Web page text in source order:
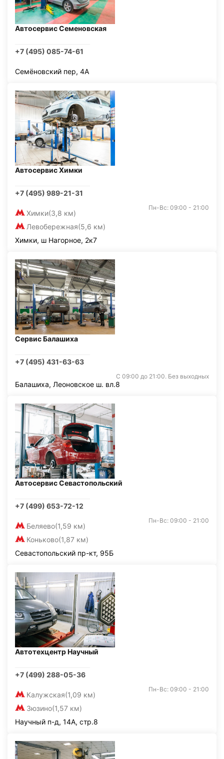
Автосервис Семеновская
+7 (495) 085-74-61
Семёновский пер, 4А
Автосервис Химки
+7 (495) 989-21-31
Химки(3,8 км)
Левобережная(5,6 км)
Пн-Вс: 09:00 - 21:00
Химки, ш Нагорное, 2к7
Сервис Балашиха
+7 (495) 431-63-63
С 09:00 до 21:00. Без выходных
Балашиха, Леоновское ш. вл.8
Автосервис Севастопольский
+7 (499) 653-72-12
Беляево(1,59 км)
Коньково(1,87 км)
Пн-Вс: 09:00 - 21:00
Севастопольский пр-кт, 95Б
Автотехцентр Научный
+7 (499) 288-05-36
Калужская(1,09 км)
Зюзино(1,57 км)
Пн-Вс: 09:00 - 21:00
Научный п-д, 14А, стр.8